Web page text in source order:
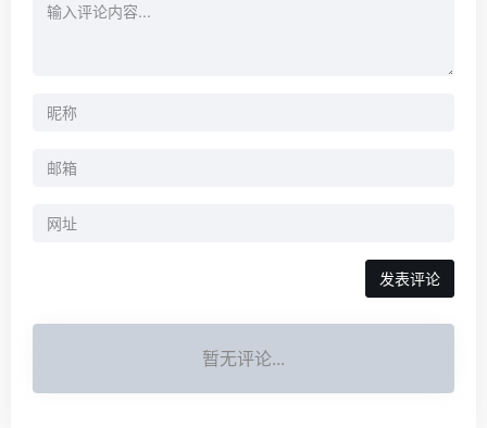
暂无评论...